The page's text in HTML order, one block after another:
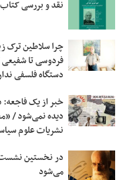
نقد و بررسی
چرا سلاطین ترک
فردوسی تا شفیعی
دستگاه فلسفی
خبر از یک
دیده نمی‌شود /
نشریات علوم
در نخستین نشست
می‌شود